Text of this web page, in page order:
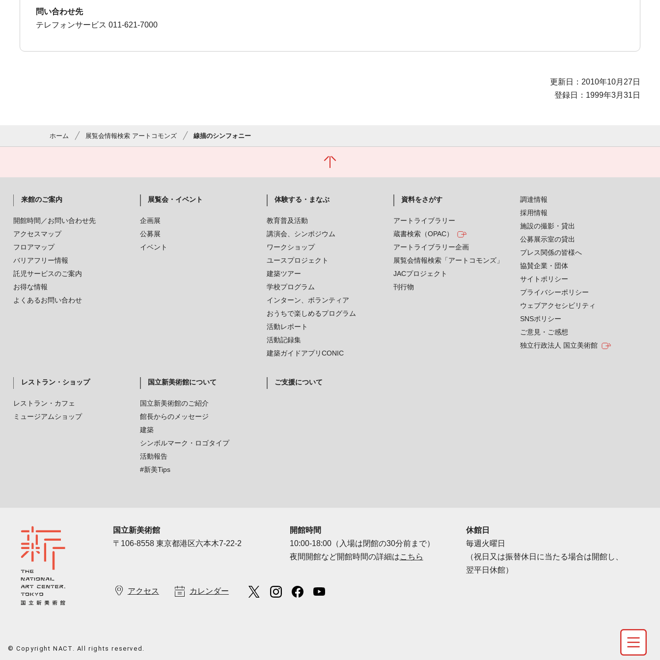
問い合わせ先
テレフォンサービス 011-621-7000
更新日：2010年10月27日
登録日：1999年3月31日
ホーム 展覧会情報検索 アートコモンズ 線描のシンフォニー
来館のご案内
開館時間／お問い合わせ先
アクセスマップ
フロアマップ
バリアフリー情報
託児サービスのご案内
お得な情報
よくあるお問い合わせ
展覧会・イベント
企画展
公募展
イベント
体験する・まなぶ
教育普及活動
講演会、シンポジウム
ワークショップ
ユースプロジェクト
建築ツアー
学校プログラム
インターン、ボランティア
おうちで楽しめるプログラム
活動レポート
活動記録集
建築ガイドアプリCONIC
資料をさがす
アートライブラリー
蔵書検索（OPAC）
アートライブラリー企画
展覧会情報検索「アートコモンズ」
JACプロジェクト
刊行物
レストラン・ショップ
レストラン・カフェ
ミュージアムショップ
国立新美術館について
国立新美術館のご紹介
館長からのメッセージ
建築
シンボルマーク・ロゴタイプ
活動報告
#新美Tips
ご支援について
調達情報
採用情報
施設の撮影・貸出
公募展示室の貸出
プレス関係の皆様へ
協賛企業・団体
サイトポリシー
プライバシーポリシー
ウェブアクセシビリティ
SNSポリシー
ご意見・ご感想
独立行政法人 国立美術館
国立新美術館
〒106-8558 東京都港区六本木7-22-2
開館時間
10:00-18:00（入場は閉館の30分前まで）
夜間開館など開館時間の詳細はこちら
休館日
毎週火曜日
（祝日又は振替休日に当たる場合は開館し、
翌平日休館）
アクセス カレンダー
© Copyright NACT. All rights reserved.